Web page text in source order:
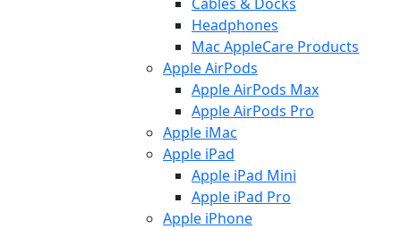
Headphones
Mac AppleCare Products
Apple AirPods
Apple AirPods Max
Apple AirPods Pro
Apple iMac
Apple iPad
Apple iPad Mini
Apple iPad Pro
Apple iPhone